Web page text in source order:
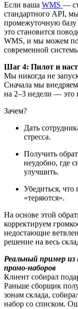
Если ваша WMS —
стандартного API,
промежуточную
это становится
WMS, и мы можем
современной
Шаг 4: Пилот и
Мы никогда не
Сначала мы
на 2–3 недели — это
Зачем?
Дать
стресса.
Получить
неудобно, где
улучшить.
Убедиться, что
«теряются».
На основе этой
корректируем
недостающие
решение на весь
Реальный пример
промо-наборов
Клиент собирал
Раньше сборщик
зонам склада,
набор со списком.